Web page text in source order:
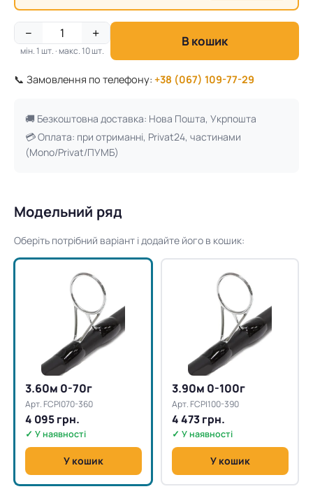
− +
мін. 1 шт. · макс. 10 шт.
В кошик
📞 Замовлення по телефону: +38 (067) 109-77-29
🚚 Безкоштовна доставка: Нова Пошта, Укрпошта
💳 Оплата: при отриманні, Privat24, частинами
(Mono/Privat/ПУМБ)
Модельний ряд
Оберіть потрібний варіант і додайте його в кошик:
3.60м 0-70г
Арт. FCPI070-360
4 095 грн.
✓ У наявності
У кошик
3.90м 0-100г
Арт. FCPI100-390
4 473 грн.
✓ У наявності
У кошик